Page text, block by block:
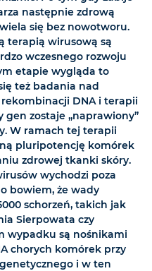
następnie zdrową
się bez nowotworu.
terapią wirusową są
wczesnego rozwoju
etapie wygląda to
też badania nad
DNA i terapii
zostaje „naprawiony”
W ramach tej terapii
pluripotencję komórek
zdrowej tkanki skóry.
wychodzi poza
bowiem, że wady
schorzeń, takich jak
Sierpowata czy
wypadku są nośnikami
chorych komórek przy
i w ten